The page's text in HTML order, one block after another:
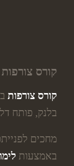
קורס
קורס צורפות
בלנק, פותח
מחכים
באמצעות